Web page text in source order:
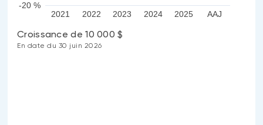
-20 %
2021 2022 2023 2024 2025 AAJ
Croissance de 10 000 $
En date du 30 juin 2026